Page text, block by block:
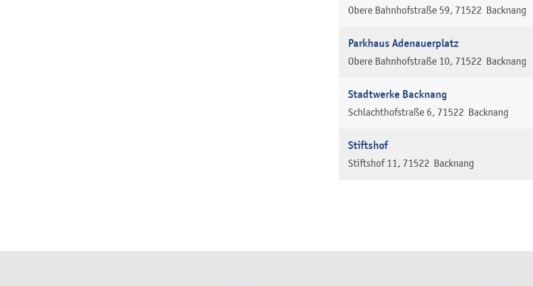
Obere Bahnhofstraße 59 71522 Backnang
Parkhaus Adenauerplatz
Obere Bahnhofstraße 10 71522 Backnang
Stadtwerke Backnang
Schlachthofstraße 6 71522 Backnang
Stiftshof
Stiftshof 11 71522 Backnang